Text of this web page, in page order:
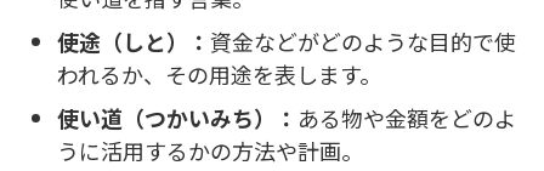
使途（しと）： 資金などがどのような目的で使
われるか、その用途を表します。
使い道（つかいみち）： ある物や金額をどのよ
うに活用するかの方法や計画。